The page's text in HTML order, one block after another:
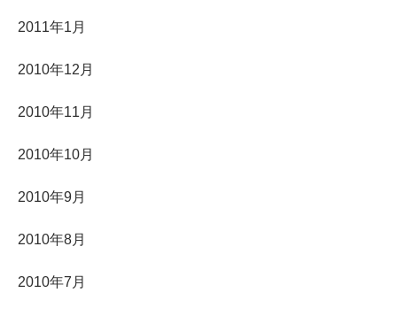
2011年1月
2010年12月
2010年11月
2010年10月
2010年9月
2010年8月
2010年7月